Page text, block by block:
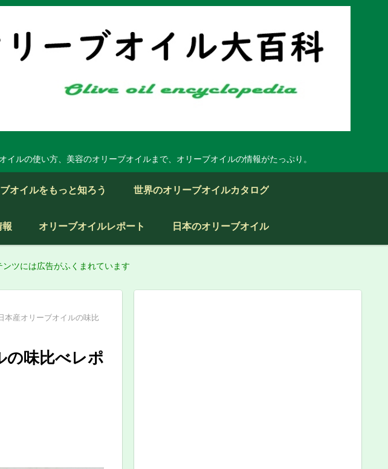
ルの使い方、美容のオリーブオイルまで、オリーブオイルの情報がたっぷり。
オイルをもっと知ろう 世界のオリーブオイルカタログ
報 オリーブオイルレポート 日本のオリーブオイル
ツには広告がふくまれています
産オリーブオイルの味比
味比べレポ